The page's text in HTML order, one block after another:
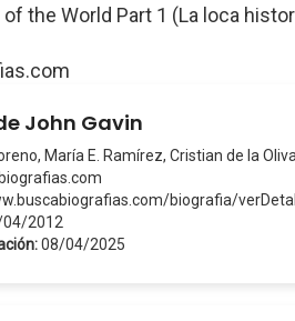
the World Part 1 (La loca
John Gavin
María E. Ramírez, Cristian de la
biografia/
2012
08/04/2025